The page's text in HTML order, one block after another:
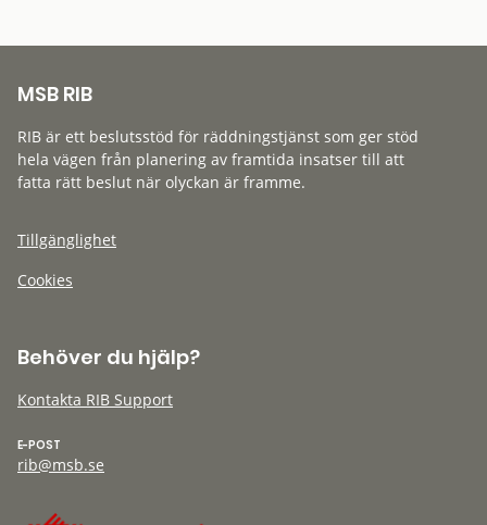
MSB RIB
RIB är ett beslutsstöd för räddningstjänst som ger stöd
hela vägen från planering av framtida insatser till att
fatta rätt beslut när olyckan är framme.
Tillgänglighet
Cookies
Behöver du hjälp?
Kontakta RIB Support
E-POST
rib@msb.se